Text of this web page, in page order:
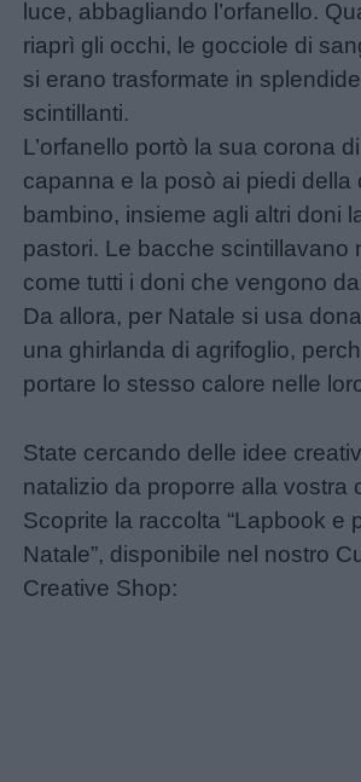
Lavoretti
Nomi
maschili
Nomi
femminili
Frasi
e
aforismi
Buonanotte
Auguri
luce, abbagliando l’orfanello.
riaprì gli occhi, le gocciole di
si erano trasformate in
scintillanti.
L’orfanello portò la sua corona
capanna e la posò ai piedi della
bambino, insieme agli altri doni
pastori. Le bacche scintillavano
come tutti i doni che vengono
Da allora, per Natale si usa
una ghirlanda di agrifoglio,
portare lo stesso calore nelle
State cercando delle idee
natalizio da proporre alla vostra
Scoprite la raccolta “Lapbook e
Natale”, disponibile nel nostro
Creative Shop: